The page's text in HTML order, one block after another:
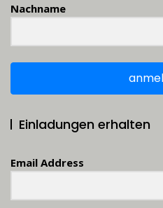
Nachname
Einladungen erhalten
Email Address